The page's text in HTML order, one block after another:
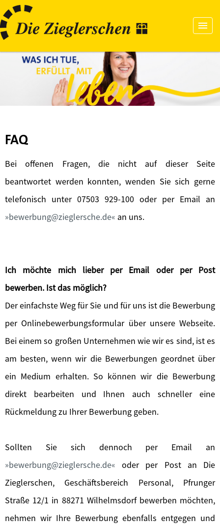
FAQ
Bei offenen Fragen, die nicht auf dieser Seite
beantwortet werden konnten, wenden Sie sich gerne
telefonisch unter 07503 929-100 oder per Email an
bewerbung@zieglersche.de an uns.
Ich möchte mich lieber per Email oder per Post
bewerben. Ist das möglich?
Der einfachste Weg für Sie und für uns ist die Bewerbung
per Onlinebewerbungsformular über unsere Webseite.
Bei einem so großen Unternehmen wie wir es sind, ist es
am besten, wenn wir die Bewerbungen geordnet über
ein Medium erhalten. So können wir die Bewerbung
direkt bearbeiten und Ihnen auch schneller eine
Rückmeldung zu Ihrer Bewerbung geben.
Sollten Sie sich dennoch per Email an
bewerbung@zieglersche.de
oder per Post an Die
Zieglerschen, Geschäftsbereich Personal, Pfrunger
Straße 12/1 in 88271 Wilhelmsdorf bewerben möchten,
nehmen wir Ihre Bewerbung ebenfalls entgegen und